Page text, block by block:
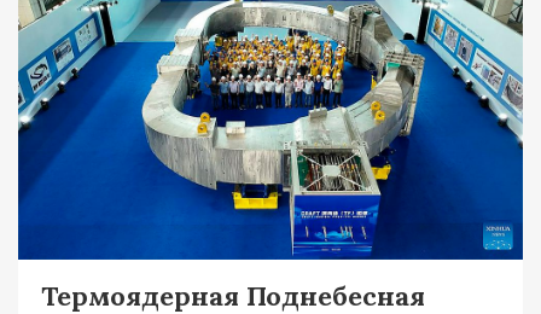
Термоядерная Поднебесная